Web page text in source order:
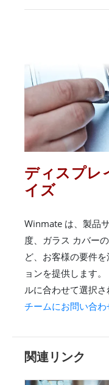
ディスプレ
イズ
Winmate は、製品
度、ガラス カバー
ど、お客様の要件
ョンを提供します
ルに合わせて選択さ
チームにお問い合わ
関連リンク